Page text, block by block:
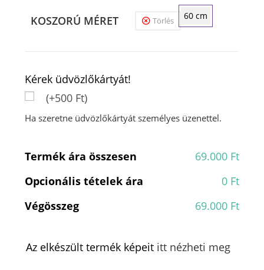
KOSZORÚ MÉRET 60 cm
Törlés
Kérek üdvözlőkártyát!
(+500 Ft)
Ha szeretne üdvözlőkártyát személyes üzenettel.
Termék ára összesen
69.000 Ft
Opcionális tételek ára
0 Ft
Végösszeg
69.000 Ft
Az elkészült termék képeit itt nézheti meg